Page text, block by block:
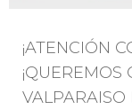
¡ATENCIÓN
VALPARAISO